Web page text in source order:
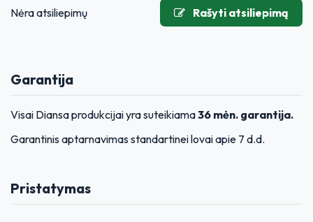
Nėra atsiliepimų Rašyti atsiliepimą
Garantija
Visai Diansa produkcijai yra suteikiama36 mėn. garantija.
Garantinis aptarnavimas standartinei lovai apie 7 d.d.
Pristatymas